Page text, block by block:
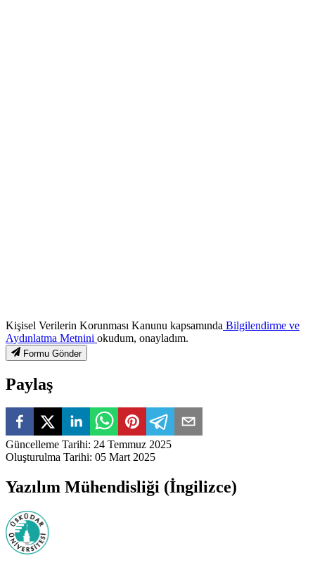
Kişisel Verilerin Korunması Kanunu kapsamında Bilgilendirme ve
Aydınlatma Metnini okudum, onayladım.
Formu Gönder
Paylaş
Güncelleme Tarihi: 24 Temmuz 2025
Oluşturulma Tarihi: 05 Mart 2025
Yazılım Mühendisliği (İngilizce)